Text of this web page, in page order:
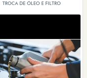
TROCA DE ÓLEO E FILTRO